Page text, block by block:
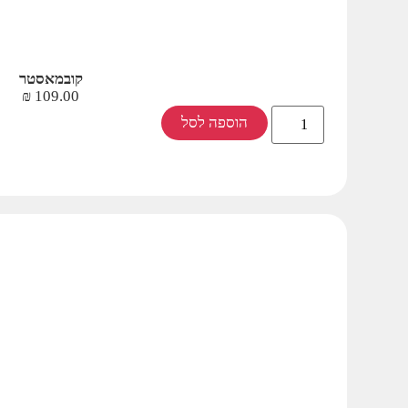
קובמאסטר
109.00
₪
הוספה לסל